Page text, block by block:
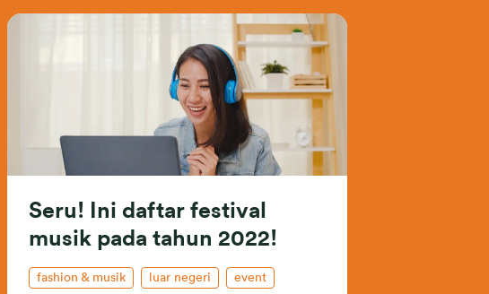
Seru! Ini daftar festival
musik pada tahun 2022!
fashion & musik luar negeri event